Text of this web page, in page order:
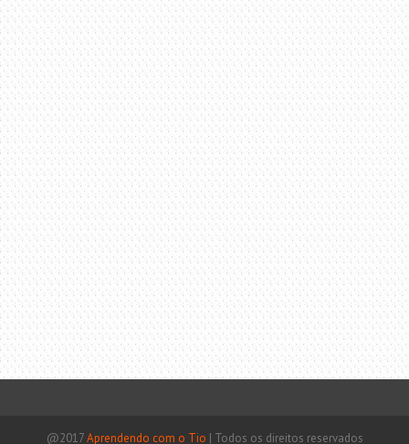
@2017Aprendendo com o Tio | Todos os direitos reservados